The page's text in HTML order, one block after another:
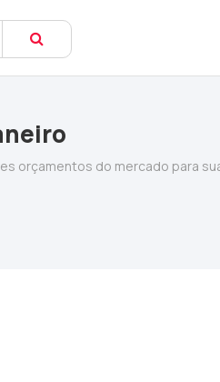
orçamentos do mercado para